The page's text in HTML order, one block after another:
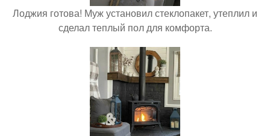
Лоджия готова! Муж установил стеклопакет, утеплил и
сделал теплый пол для комфорта.